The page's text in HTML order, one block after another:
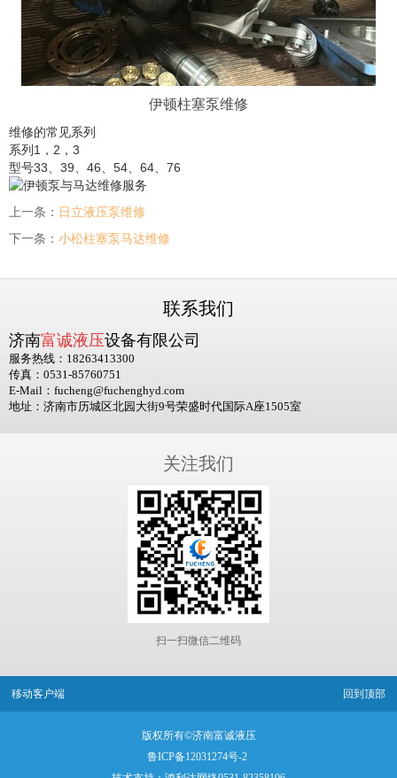
伊顿柱塞泵维修
维修的常见系列
系列1，2，3
型号33、39、46、54、64、76
上一条： 日立液压泵维修
下一条： 小松柱塞泵马达维修
联系我们
济南富诚液压设备有限公司
服务热线：18263413300
传真：0531-85760751
E-Mail：fucheng@fuchenghyd.com
地址：济南市历城区北园大街9号荣盛时代国际A座1505室
关注我们
扫一扫微信二维码
移动客户端 回到顶部
版权所有©济南富诚液压
鲁ICP备12031274号-2